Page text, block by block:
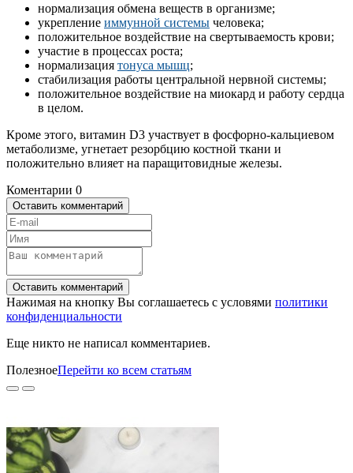
нормализация обмена веществ в организме;
укрепление иммунной системы человека;
положительное воздействие на свертываемость крови;
участие в процессах роста;
нормализация тонуса мышц;
стабилизация работы центральной нервной системы;
положительное воздействие на миокард и работу сердца
в целом.
Кроме этого, витамин D3 участвует в фосфорно-кальциевом
метаболизме, угнетает резорбцию костной ткани и
положительно влияет на паращитовидные железы.
Коментарии 0
Оставить комментарий
Оставить комментарий
Нажимая на кнопку Вы соглашаетесь с условями политики
конфиденциальности
Еще никто не написал комментариев.
ПолезноеПерейти ко всем статьям